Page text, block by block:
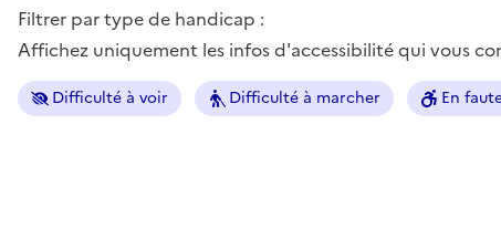
Filtrer par type de handicap :
Affichez uniquement les infos d'accessibilité qui vous
Difficulté à voir Difficulté à marcher En